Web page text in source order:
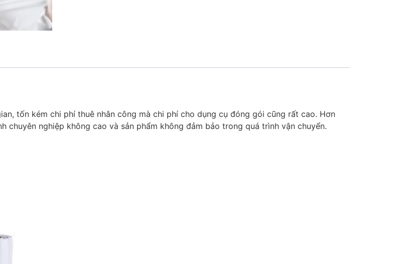
tốn kém chi phí thuê nhân công mà chi phí cho dụng cụ đóng gói cũng rất cao. Hơn
chuyên nghiệp không cao và sản phẩm không đảm bảo trong quá trình vận chuyển.